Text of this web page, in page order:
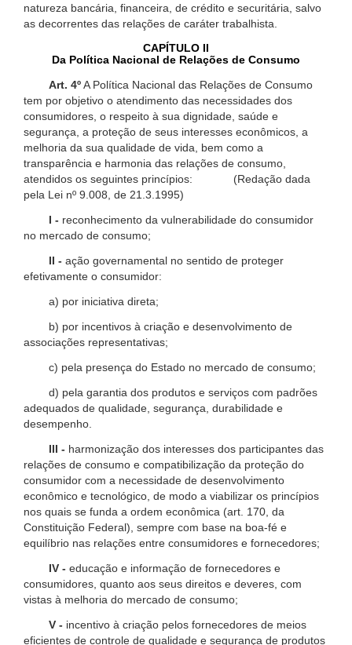
natureza bancária, financeira, de crédito e securitária, salvo
as decorrentes das relações de caráter trabalhista.
CAPÍTULO II
Da Política Nacional de Relações de Consumo
Art. 4ºA Política Nacional das Relações de Consumo
tem por objetivo o atendimento das necessidades dos
consumidores, o respeito à sua dignidade, saúde e
segurança, a proteção de seus interesses econômicos, a
melhoria da sua qualidade de vida, bem como a
transparência e harmonia das relações de consumo,
atendidos os seguintes princípios: (Redação dada
pela Lei nº 9.008, de 21.3.1995)
I - reconhecimento da vulnerabilidade do consumidor
no mercado de consumo;
II - ação governamental no sentido de proteger
efetivamente o consumidor:
a) por iniciativa direta;
b) por incentivos à criação e desenvolvimento de
associações representativas;
c) pela presença do Estado no mercado de consumo;
d) pela garantia dos produtos e serviços com padrões
adequados de qualidade, segurança, durabilidade e
desempenho.
III - harmonização dos interesses dos participantes das
relações de consumo e compatibilização da proteção do
consumidor com a necessidade de desenvolvimento
econômico e tecnológico, de modo a viabilizar os princípios
nos quais se funda a ordem econômica (art. 170, da
Constituição Federal), sempre com base na boa-fé e
equilíbrio nas relações entre consumidores e fornecedores;
IV - educação e informação de fornecedores e
consumidores, quanto aos seus direitos e deveres, com
vistas à melhoria do mercado de consumo;
V - incentivo à criação pelos fornecedores de meios
eficientes de controle de qualidade e segurança de produtos